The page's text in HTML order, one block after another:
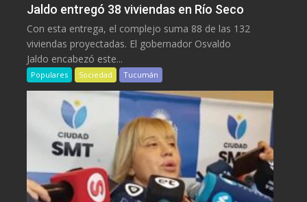
Jaldo entregó 38 viviendas en Río Seco
Con esta entrega, el complejo suma 88 de las 132
viviendas proyectadas. El gobernador Osvaldo
Jaldo encabezó este...
Populares Sociedad Tucumán